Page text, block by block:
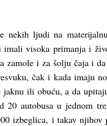
nekih ljudi na
visoka primanja i
zamole i za šolju čaja i
čak i kada imaju
jaknu ili obuću, a da
20 autobusa u jednom
izbeglica, i takav njihov